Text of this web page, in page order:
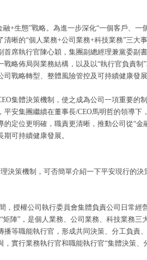
+生態”戰略。為進一步深化“一個客戶、一
晰的“個人業務+公司業務+科技業務”三大
席執行官陳心穎，集團副總經理兼黨委副
略佈局與業務結構，以及以“執行官負責制
戰略轉型、整體風險管控及可持續健康發
集體決策機制，使之成為公司一項重要的
安集團繼續在董事長/CEO馬明哲的領導下
定位更明確，職責更清晰，推動公司從“金
可持續健康發展。
決策機制，可否簡單介紹一下平安現行的決
，授權公司執行委員會集體負責公司日常經
陣”，是個人業務、公司業務、科技業務三
等職能執行官，形成共同決策、分工負責
實行業務執行官和職能執行官“集體決策、